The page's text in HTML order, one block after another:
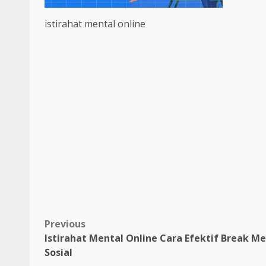
istirahat mental online
Post
navigation
Previous
Istirahat Mental Online Cara Efektif Break
Sosial